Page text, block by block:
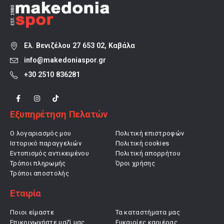
Ελ. Βενιζέλου 27 653 02, Καβάλα
info@makedoniaspor.gr
+30 2510 836281
Εξυπηρέτηση Πελατών
Ο λογαριασμός μου
Ιστορικό παραγγελιών
Εντοπισμός αντικειμένου
Τρόποι πληρωμής
Τρόποι αποστολής
Πολιτική επιστροφών
Πολιτική cookies
Πολιτική απορρήτου
Όροι χρήσης
Εταιρία
Ποιοι είμαστε
Επικοινωνήστε μαζί μας
Τα καταστήματα μας
Ευκαιρίες καριέρας